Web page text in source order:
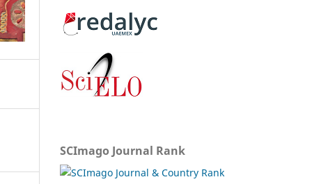
SCImago Journal Rank